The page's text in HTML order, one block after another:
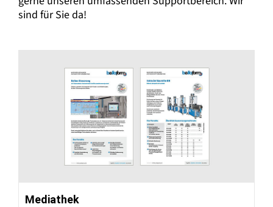
sind für Sie da!
Mediathek